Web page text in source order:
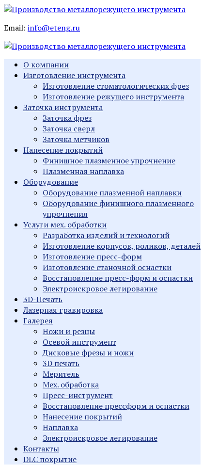
Email: info@eteng.ru
О компании
Изготовление инструмента
Изготовление стоматологических фрез
Изготовление режущего инструмента
Заточка инструмента
Заточка фрез
Заточка сверл
Заточка метчиков
Нанесение покрытий
Финишное плазменное упрочнение
Плазменная наплавка
Оборудование
Оборудование плазменной наплавки
Оборудование финишного плазменного
упрочнения
Услуги мех. обработки
Разработка изделий и технологий
Изготовление корпусов, роликов, деталей
Изготовление пресс-форм
Изготовление станочной оснастки
Восстановление пресс-форм и оснастки
Электроискровое легирование
3D-Печать
Лазерная гравировка
Галерея
Ножи и резцы
Осевой инструмент
Дисковые фрезы и ножи
3D печать
Меритель
Мех. обработка
Пресс-инструмент
Восстановление прессформ и оснастки
Нанесение покрытий
Наплавка
Электроискровое легирование
Контакты
DLC покрытие